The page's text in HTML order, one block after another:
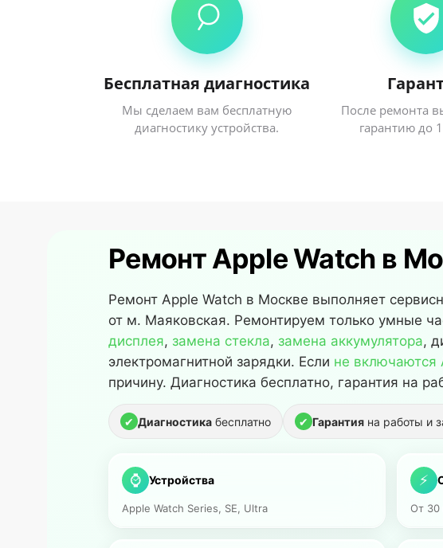
Бесплатная диагностика
Мы сделаем вам бесплатную
диагностику устройства.
После ремонта
гарантию до
Ремонт Apple Watch в
Ремонт Apple Watch в Москве выполняет
от м. Маяковская. Ремонтируем только умные
дисплея, замена стекла, замена аккумулятора,
электромагнитной зарядки. Если не включаются
причину. Диагностика бесплатно, гарантия на
✔ Диагностика бесплатно ✔ Гарантия на работы и
⌚ Устройства
Apple Watch Series, SE, Ultra
⚡
От 30